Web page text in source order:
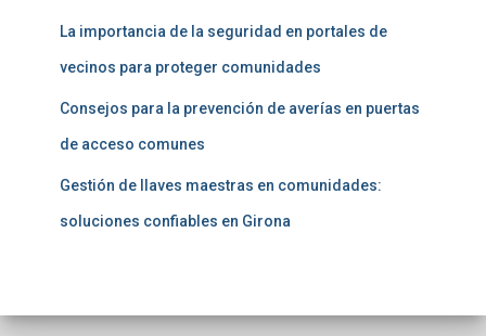
La importancia de la seguridad en portales de
vecinos para proteger comunidades
Consejos para la prevención de averías en puertas
de acceso comunes
Gestión de llaves maestras en comunidades:
soluciones confiables en Girona